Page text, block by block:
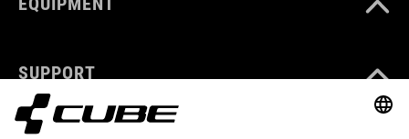
SUPPORT